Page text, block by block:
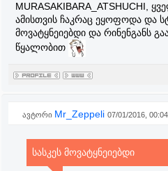
MURASAKIBARA_ATSHUCHI,
ამისთვის ჩაკრაც ეყოფოდა და
მოვატყნეიებდი და რინენგანს
წყალობით
ავტორი Mr_Zeppeli 07/01/2016,
სასკეს მოვატყნეიებდი